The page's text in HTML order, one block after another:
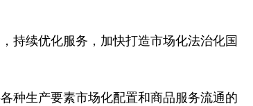
持续优化服务，加快打造市场化法治化国
种生产要素市场化配置和商品服务流通的